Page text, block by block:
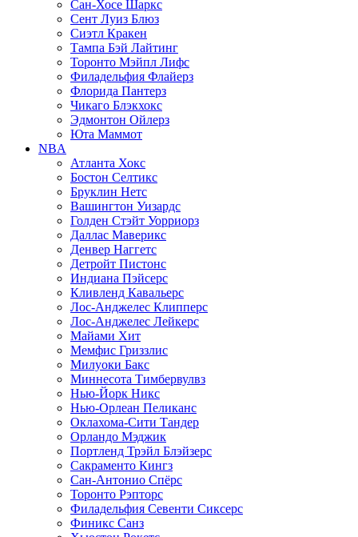
Сан-Хосе Шаркс
Сент Луиз Блюз
Сиэтл Кракен
Тампа Бэй Лайтинг
Торонто Мэйпл Лифс
Филадельфия Флайерз
Флорида Пантерз
Чикаго Блэкхокс
Эдмонтон Ойлерз
Юта Маммот
NBA
Атланта Хокс
Бостон Селтикс
Бруклин Нетс
Вашингтон Уизардс
Голден Стэйт Уорриорз
Даллас Маверикс
Денвер Наггетс
Детройт Пистонс
Индиана Пэйсерс
Кливленд Кавальерс
Лос-Анджелес Клипперс
Лос-Анджелес Лейкерс
Майами Хит
Мемфис Гриззлис
Милуоки Бакс
Миннесота Тимбервулвз
Нью-Йорк Никс
Нью-Орлеан Пеликанс
Оклахома-Сити Тандер
Орландо Мэджик
Портленд Трэйл Блэйзерс
Сакраменто Кингз
Сан-Антонио Спёрс
Торонто Рэпторс
Филадельфия Севенти Сиксерс
Финикс Санз